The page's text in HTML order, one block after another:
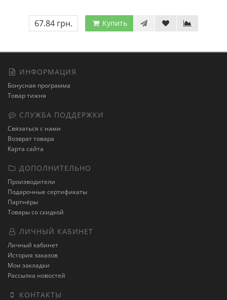
67.84 грн. Купить
ИНФОРМАЦИЯ
Бонусная программа
Товар тижня
СЛУЖБА ПОДДЕРЖКИ
Связаться с нами
Возврат товара
Карта сайта
ДОПОЛНИТЕЛЬНО
Производители
Подарочные сертификаты
Партнёры
Товары со скидкой
ЛИЧНЫЙ КАБИНЕТ
Личный кабинет
История заказов
Мои закладки
Рассылка новостей
КОНТАКТЫ